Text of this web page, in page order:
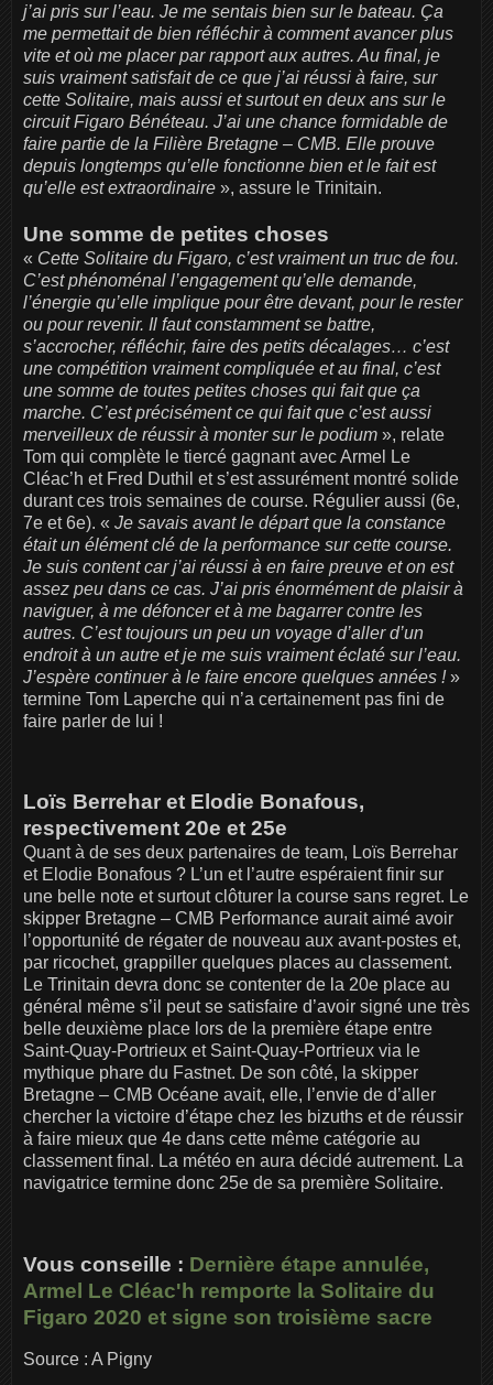
j’ai pris sur l’eau. Je me sentais bien sur le bateau. Ça
me permettait de bien réfléchir à comment avancer plus
vite et où me placer par rapport aux autres. Au final, je
suis vraiment satisfait de ce que j’ai réussi à faire, sur
cette Solitaire, mais aussi et surtout en deux ans sur le
circuit Figaro Bénéteau. J’ai une chance formidable de
faire partie de la Filière Bretagne – CMB. Elle prouve
depuis longtemps qu’elle fonctionne bien et le fait est
qu’elle est extraordinaire », assure le Trinitain.
Une somme de petites choses
« Cette Solitaire du Figaro, c’est vraiment un truc de fou.
C’est phénoménal l’engagement qu’elle demande,
l’énergie qu’elle implique pour être devant, pour le rester
ou pour revenir. Il faut constamment se battre,
s’accrocher, réfléchir, faire des petits décalages… c’est
une compétition vraiment compliquée et au final, c’est
une somme de toutes petites choses qui fait que ça
marche. C’est précisément ce qui fait que c’est aussi
merveilleux de réussir à monter sur le podium », relate
Tom qui complète le tiercé gagnant avec Armel Le
Cléac’h et Fred Duthil et s’est assurément montré solide
durant ces trois semaines de course. Régulier aussi (6e,
7e et 6e). « Je savais avant le départ que la constance
était un élément clé de la performance sur cette course.
Je suis content car j’ai réussi à en faire preuve et on est
assez peu dans ce cas. J’ai pris énormément de plaisir à
naviguer, à me défoncer et à me bagarrer contre les
autres. C’est toujours un peu un voyage d’aller d’un
endroit à un autre et je me suis vraiment éclaté sur l’eau.
J’espère continuer à le faire encore quelques années !»
termine Tom Laperche qui n’a certainement pas fini de
faire parler de lui !
Loïs Berrehar et Elodie Bonafous,
respectivement 20e et 25e
Quant à de ses deux partenaires de team, Loïs Berrehar
et Elodie Bonafous ? L’un et l’autre espéraient finir sur
une belle note et surtout clôturer la course sans regret. Le
skipper Bretagne – CMB Performance aurait aimé avoir
l’opportunité de régater de nouveau aux avant-postes et,
par ricochet, grappiller quelques places au classement.
Le Trinitain devra donc se contenter de la 20e place au
général même s’il peut se satisfaire d’avoir signé une très
belle deuxième place lors de la première étape entre
Saint-Quay-Portrieux et Saint-Quay-Portrieux via le
mythique phare du Fastnet. De son côté, la skipper
Bretagne – CMB Océane avait, elle, l’envie de d’aller
chercher la victoire d’étape chez les bizuths et de réussir
à faire mieux que 4e dans cette même catégorie au
classement final. La météo en aura décidé autrement. La
navigatrice termine donc 25e de sa première Solitaire.
Vous conseille : Dernière étape annulée,
Armel Le Cléac'h remporte la Solitaire du
Figaro 2020 et signe son troisième sacre
Source : A Pigny